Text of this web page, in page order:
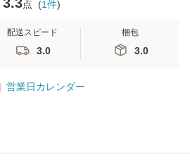
点 (1件)
配送スピード
3.0
梱包
3.0
営業日カレンダー